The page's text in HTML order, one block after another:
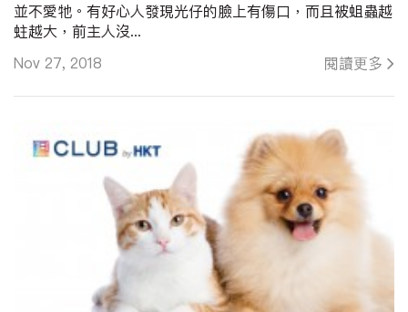
Nov 27, 2018 閱讀更多
並不愛牠。有好心人發現光仔的臉上有傷口，而且被蛆蟲越
蛀越大，前主人沒...